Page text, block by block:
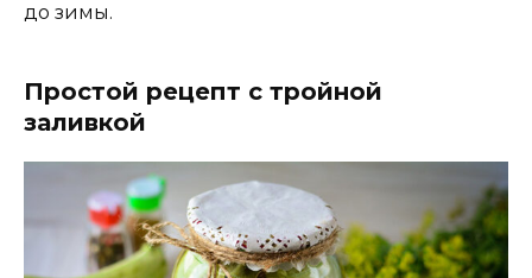
до зимы.
Простой рецепт с тройной
заливкой